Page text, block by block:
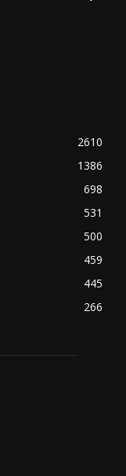
2610
1386
698
531
500
459
445
266